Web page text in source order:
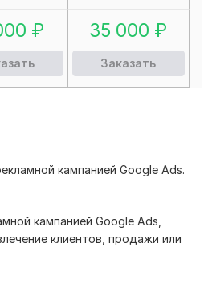
₽ 35 000 ₽
Заказать
кампанией Google Ads.
кампанией Google Ads,
клиентов, продажи или